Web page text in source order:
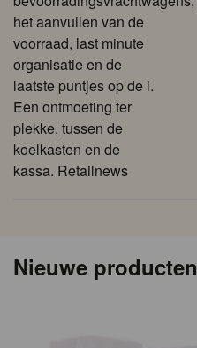
het aanvullen van de
voorraad, last minute
organisatie en de
laatste puntjes op de i.
Een ontmoeting ter
plekke, tussen de
koelkasten en de
kassa. Retailnews
Nieuwe producten